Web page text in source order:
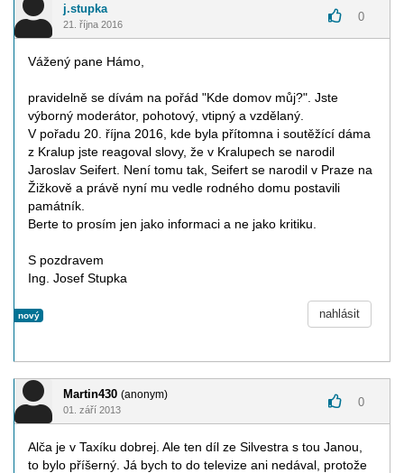
j.stupka
21. října 2016
0
Vážený pane Hámo,
pravidelně se dívám na pořád "Kde domov můj?". Jste
výborný moderátor, pohotový, vtipný a vzdělaný.
V pořadu 20. října 2016, kde byla přítomna i soutěžící dáma
z Kralup jste reagoval slovy, že v Kralupech se narodil
Jaroslav Seifert. Není tomu tak, Seifert se narodil v Praze na
Žižkově a právě nyní mu vedle rodného domu postavili
památník.
Berte to prosím jen jako informaci a ne jako kritiku.
S pozdravem
Ing. Josef Stupka
nový nahlásit
Martin430 (anonym)
01. září 2013
0
Alča je v Taxíku dobrej. Ale ten díl ze Silvestra s tou Janou,
to bylo příšerný. Já bych to do televize ani nedával, protože